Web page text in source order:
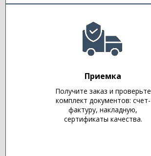
Приемка
Получите заказ и проверьте
комплект документов: счет-
фактуру, накладную,
сертификаты качества.